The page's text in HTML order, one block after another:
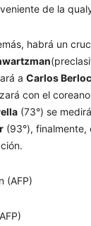
de la
habrá un
a Carlos
con el
(73°) se
(93°), finalmente,